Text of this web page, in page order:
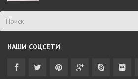
НАШИ СОЦСЕТИ